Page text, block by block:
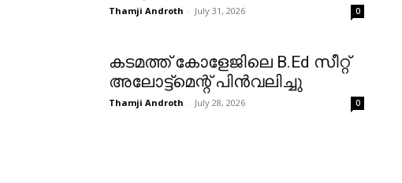
Thamji Androth - July 31, 2026 0
കടമത്ത് കോളേജിലെ B.Ed സീറ്റ്
അലോട്ട്മെന്റ് പിൻവലിച്ചു
Thamji Androth - July 28, 2026 0